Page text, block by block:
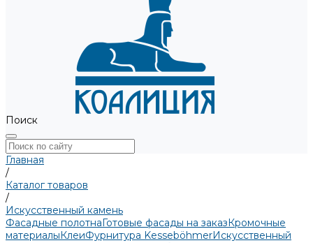
Поиск
Главная
/
Каталог товаров
/
Искусственный камень
Фасадные полотнаГотовые фасады на заказКромочные
материалыКлеиФурнитура KesseböhmerИскусственный